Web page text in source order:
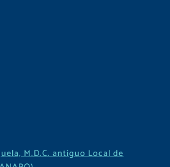
M.D.C. antiguo Local de